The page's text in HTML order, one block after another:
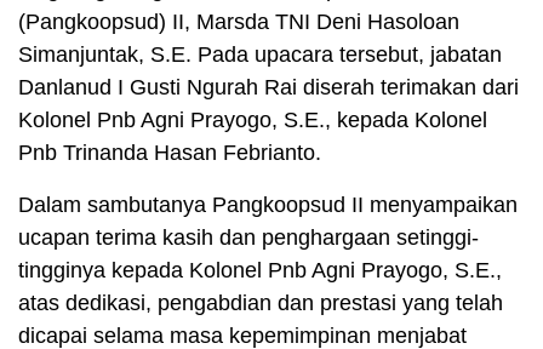
(Pangkoopsud) II, Marsda TNI Deni Hasoloan
Simanjuntak, S.E. Pada upacara tersebut, jabatan
Danlanud I Gusti Ngurah Rai diserah terimakan dari
Kolonel Pnb Agni Prayogo, S.E., kepada Kolonel
Pnb Trinanda Hasan Febrianto.
Dalam sambutanya Pangkoopsud II menyampaikan
ucapan terima kasih dan penghargaan setinggi-
tingginya kepada Kolonel Pnb Agni Prayogo, S.E.,
atas dedikasi, pengabdian dan prestasi yang telah
dicapai selama masa kepemimpinan menjabat